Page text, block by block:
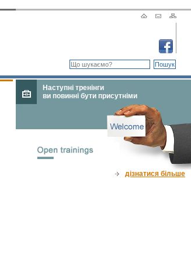
Наступні тренінги
ви повинні бути присутніми
дізнатися більше